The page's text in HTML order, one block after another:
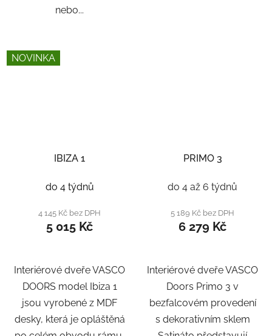
nebo...
NOVINKA
IBIZA 1
do 4 týdnů
4 145 Kč bez DPH
5 015 Kč
Interiérové dveře VASCO
DOORS model Ibiza 1
jsou vyrobené z MDF
desky, která je opláštěná
PRIMO 3
do 4 až 6 týdnů
5 189 Kč bez DPH
6 279 Kč
Interiérové dveře VASCO
Doors Primo 3 v
bezfalcovém provedení
s dekorativním sklem